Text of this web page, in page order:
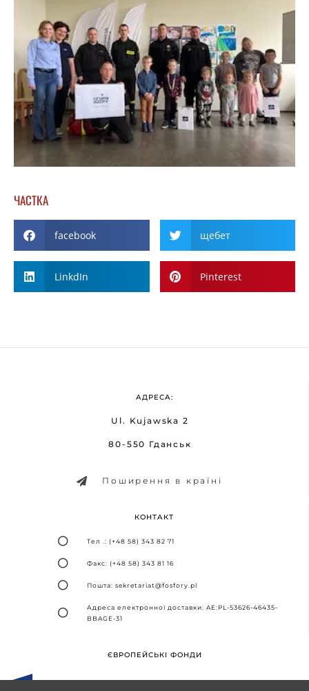
ЧАСТКА
facebook щебет
LinkdIn Pinterest
АДРЕСА:
Ul. Kujawska 2
80-550 Гданськ
Поширення в країні
КОНТАКТ
Тел .: (+48 58) 343 82 71
Факс: (+48 58) 343 81 16
Пошта: sekretariat@fosfory.pl
Адреса електронної доставки: AE:PL-53626-46435-
BBAGE-31
ЄВРОПЕЙСЬКІ ФОНДИ